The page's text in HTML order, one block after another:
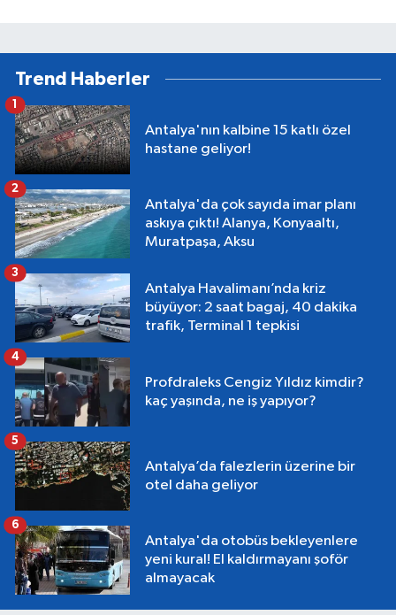
Trend Haberler
Antalya'nın kalbine 15 katlı özel
hastane geliyor!
1
Antalya'da çok sayıda imar planı
askıya çıktı! Alanya, Konyaaltı,
Muratpaşa, Aksu
2
Antalya Havalimanı’nda kriz
büyüyor: 2 saat bagaj, 40 dakika
trafik, Terminal 1 tepkisi
3
Profdraleks Cengiz Yıldız kimdir?
kaç yaşında, ne iş yapıyor?
4
Antalya’da falezlerin üzerine bir
otel daha geliyor
5
Antalya'da otobüs bekleyenlere
yeni kural! El kaldırmayanı şoför
almayacak
6